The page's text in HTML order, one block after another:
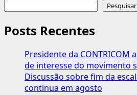
Pesquisar
Posts Recentes
Presidente da CONTRICOM
de interesse do movimento
Discussão sobre fim da
continua em agosto